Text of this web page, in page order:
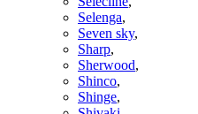
Selenga,
Seven sky,
Sharp,
Sherwood,
Shinco,
Shinge,